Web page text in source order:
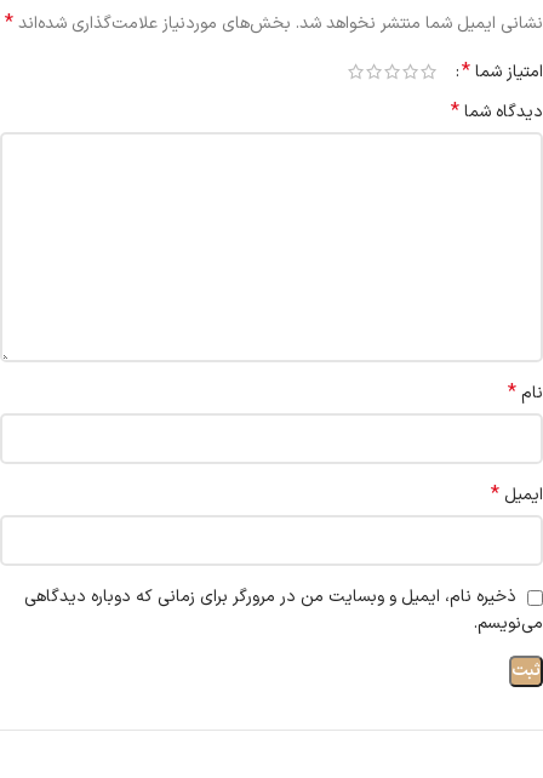
نشانی ایمیل شما منتشر نخواهد شد. بخش‌های موردنیاز علامت‌گذاری شده‌اند*
امتیاز شما*
دیدگاه شما*
نام*
ایمیل *
ذخیره نام، ایمیل و وبسایت من در مرورگر برای زمانی که دوباره دیدگاهی
می‌نویسم.